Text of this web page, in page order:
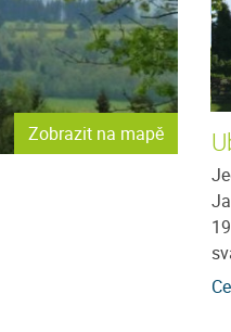
Zobrazit na mapě